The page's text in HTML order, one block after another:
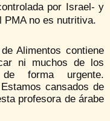
por Israel- y
PMA no es nutritiva.
Alimentos contiene
ni muchos de los
forma urgente.
cansados de
profesora de árabe